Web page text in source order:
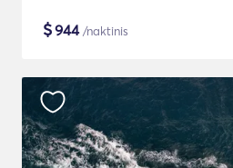
$944/naktinis